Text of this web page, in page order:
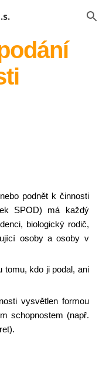
Skip to navigation
podnět k činnosti
SPOD) má každý
biologický rodič,
osoby a osoby v
tomu, kdo ji podal, ani
vysvětlen formou
schopnostem (např.